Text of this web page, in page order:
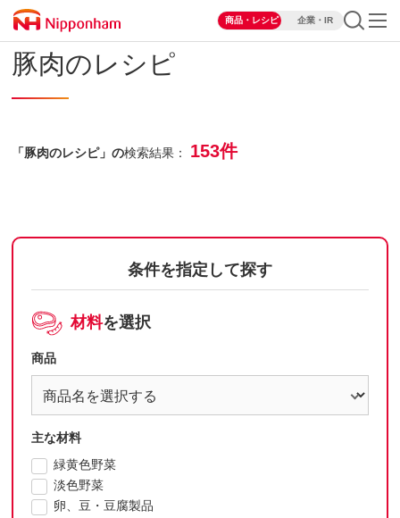
商品・レシピ 企業・IR
豚肉のレシピ
「豚肉のレシピ」の検索結果： 153件
条件を指定して探す
材料を選択
商品
主な材料
緑黄色野菜
淡色野菜
卵、豆・豆腐製品